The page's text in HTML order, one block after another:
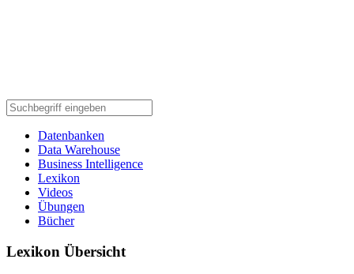
Datenbanken
Data Warehouse
Business Intelligence
Lexikon
Videos
Übungen
Bücher
Lexikon Übersicht